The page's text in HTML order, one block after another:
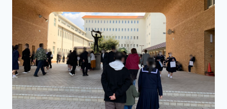
沢
で
「選
ん
で
は
ダ
メ」
な
個